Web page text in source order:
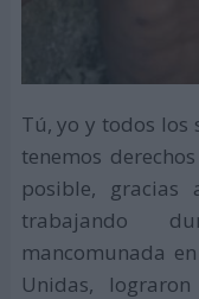
Tú, yo y todos los
tenemos
posible,
trabajando
mancomunada
Unidas,